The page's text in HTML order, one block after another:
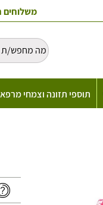
משלוחים
תוספי תזונה וצמחי מרפא